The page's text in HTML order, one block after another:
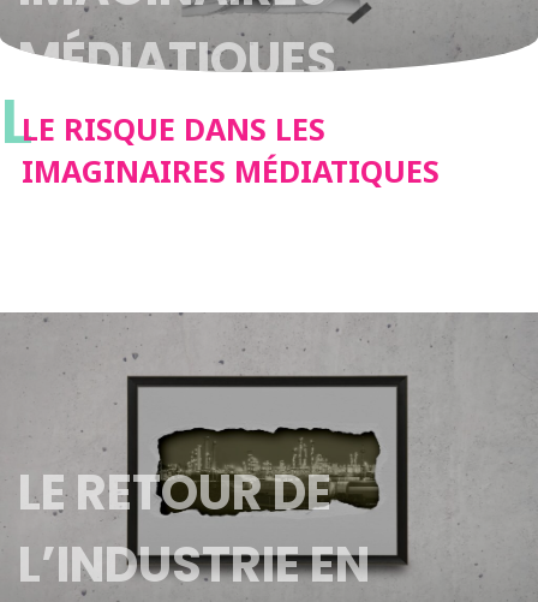
MÉDIATIQUES
LLE RISQUE DANS LES
IMAGINAIRES MÉDIATIQUES
LE RETOUR DE
L’INDUSTRIE EN